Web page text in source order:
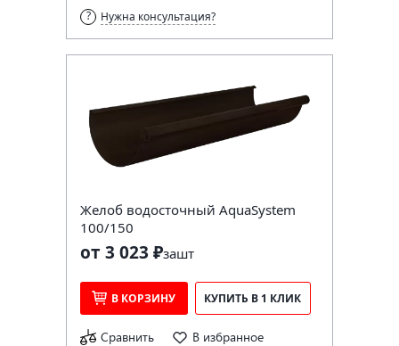
Нужна консультация?
Желоб водосточный AquaSystem
100/150
от 3 023 ₽зашт
В КОРЗИНУ КУПИТЬ В 1 КЛИК
Сравнить В избранное